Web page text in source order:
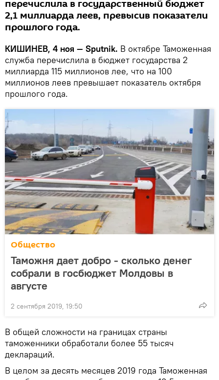
перечислила в государственный бюджет
2,1 миллиарда леев, превысив показатели
прошлого года.
КИШИНЕВ, 4 ноя — Sputnik. В октябре Таможенная
служба перечислила в бюджет государства 2
миллиарда 115 миллионов лее, что на 100
миллионов леев превышает показатель октября
прошлого года.
Общество
Таможня дает добро - сколько денег
собрали в госбюджет Молдовы в
августе
2 сентября 2019, 19:50
В общей сложности на границах страны
таможенники обработали более 55 тысяч
деклараций.
В целом за десять месяцев 2019 года Таможенная